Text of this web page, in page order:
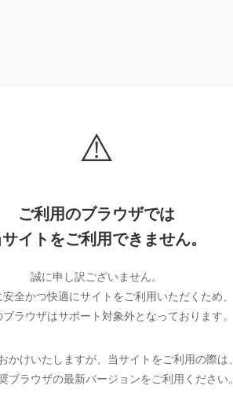
⚠️
ご利用のブラウザでは
イトをご利用できません。
誠に申し訳ございません。
全かつ快適にサイトをご利用いただくため、
ラウザはサポート対象外となっております。
かけいたしますが、当サイトをご利用の際は、
ブラウザの最新バージョンをご利用ください。